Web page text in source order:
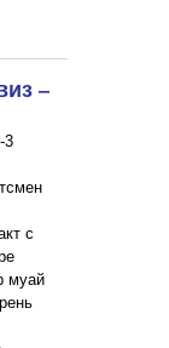
–
3
с
муай